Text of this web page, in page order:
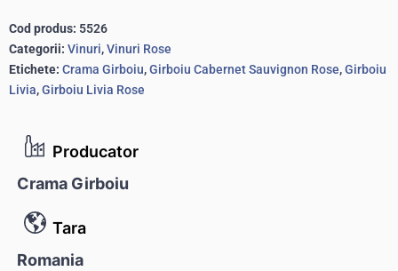
Producator
Crama Girboiu
Tara
Romania
Cod produs: 5526
Categorii: Vinuri,Vinuri Rose
Etichete: Crama Girboiu,Girboiu Cabernet Sauvignon Rose,Girboiu
Livia,Girboiu Livia Rose